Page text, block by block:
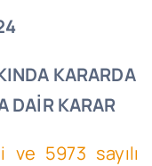
KARARDA
DAİR KARAR
ve 5973 sayılı